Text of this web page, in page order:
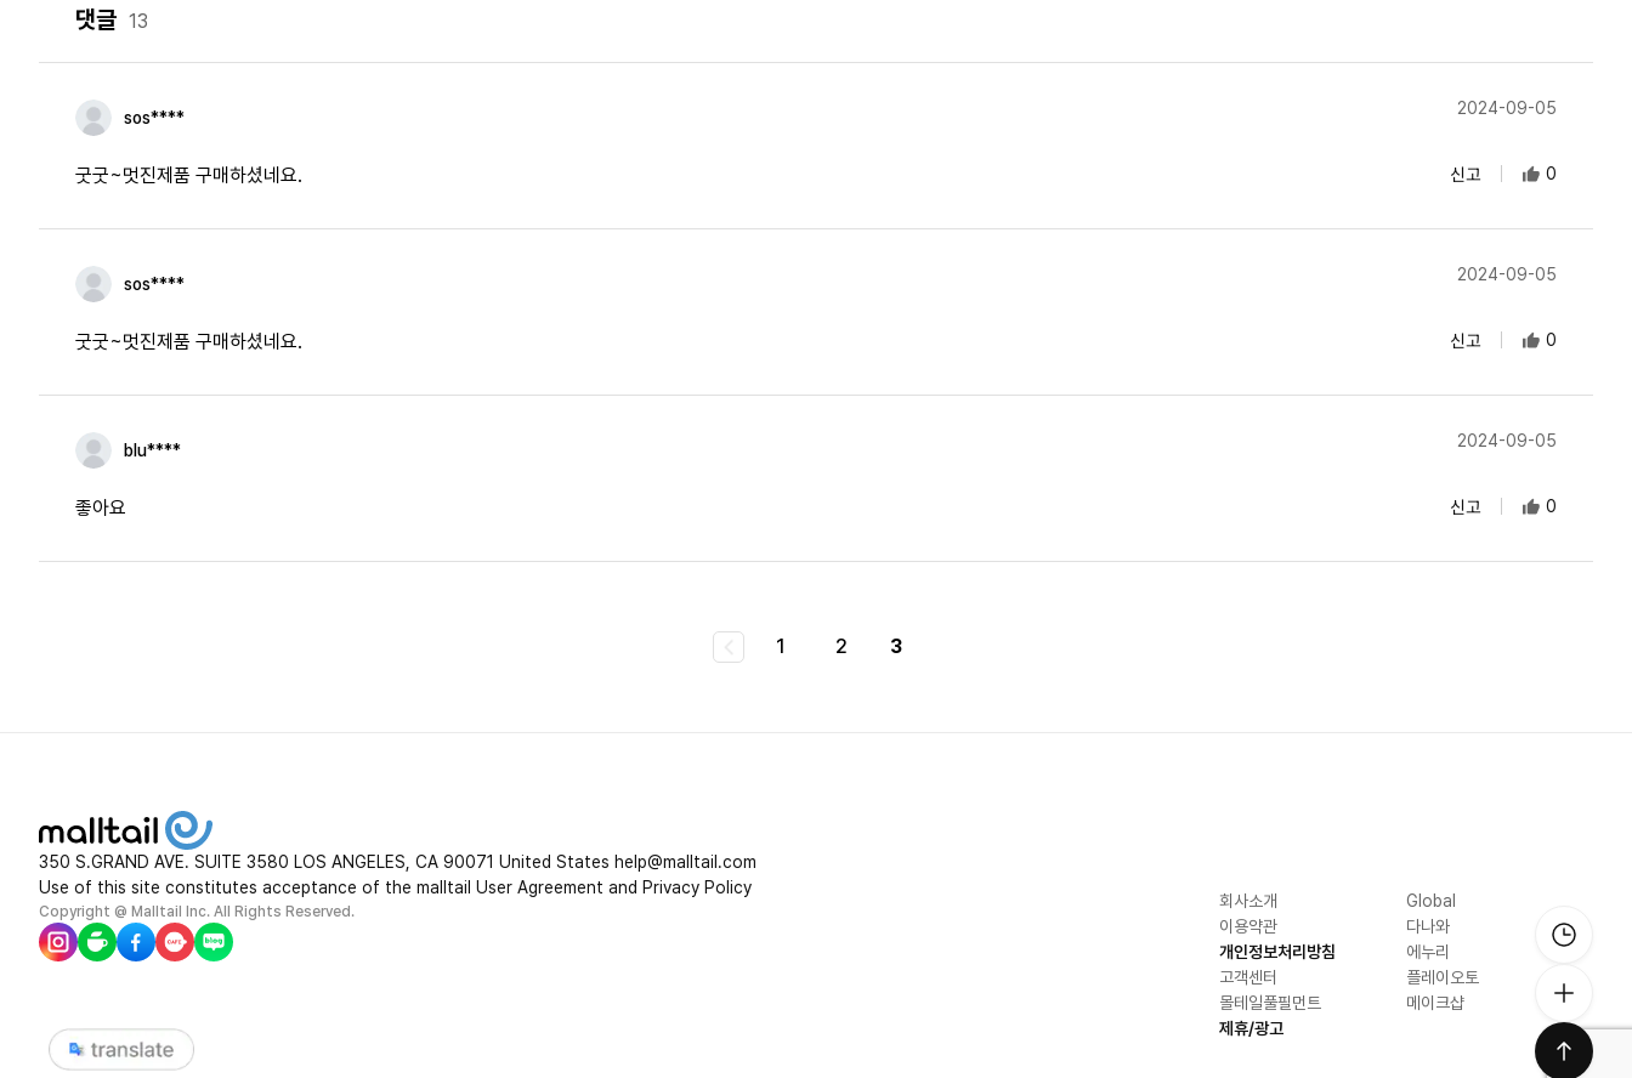
댓글 13
sos**** 2024-09-05
굿굿~멋진제품 구매하셨네요. 신고 0
sos**** 2024-09-05
굿굿~멋진제품 구매하셨네요. 신고 0
blu**** 2024-09-05
좋아요 신고 0
1 2 3
350 S.GRAND AVE. SUITE 3580 LOS ANGELES, CA 90071 United States help@malltail.com
Use of this site constitutes acceptance of the malltail User Agreement and Privacy Policy
Copyright @ Malltail Inc. All Rights Reserved.
회사소개
이용약관
개인정보처리방침
고객센터
몰테일풀필먼트
제휴/광고
Global
다나와
에누리
플레이오토
메이크샵